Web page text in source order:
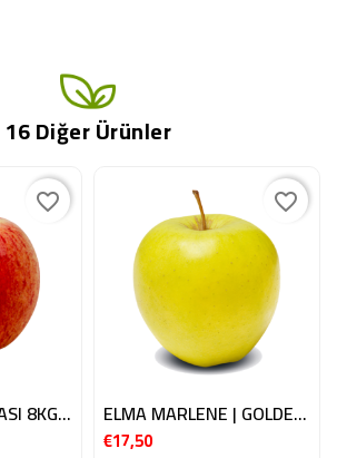
16 Diğer Ürünler
KIRMIZI KOY ELMASI 8KG BE
favorite_border
ELMA MARLENE | GOLDEN 8KG ITA
€17,50Fiyat
favorite_border